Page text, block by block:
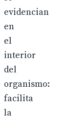
evidencian
en
el
interior
del
organismo:
facilita
la